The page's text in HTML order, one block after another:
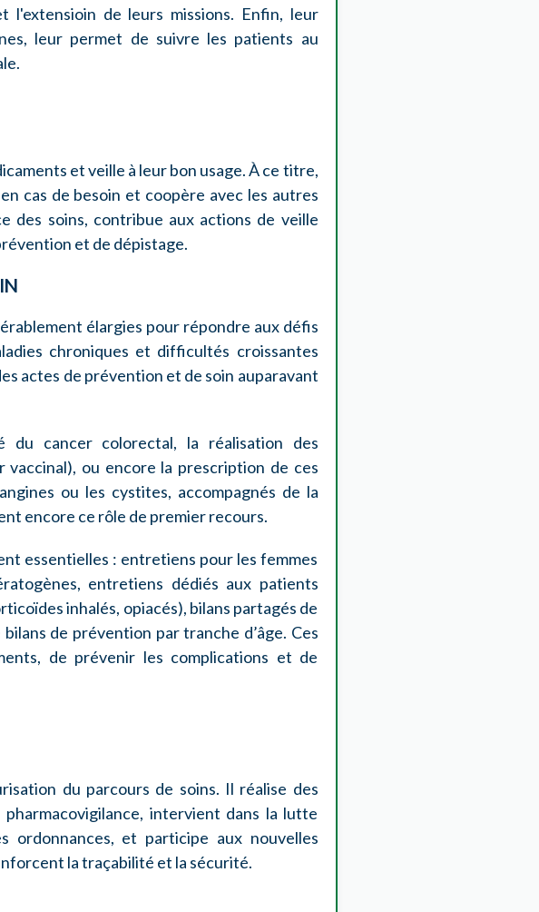
l'extensioin de leurs missions. Enfin, leur
leur permet de suivre les patients au
et veille à leur bon usage. À ce titre,
cas de besoin et coopère avec les autres
des soins, contribue aux actions de veille
et de dépistage.
élargies pour répondre aux défis
chroniques et difficultés croissantes
actes de prévention et de soin auparavant
du cancer colorectal, la réalisation des
ou encore la prescription de ces
ou les cystites, accompagnés de la
encore ce rôle de premier recours.
essentielles : entretiens pour les femmes
entretiens dédiés aux patients
inhalés, opiacés), bilans partagés de
de prévention par tranche d’âge. Ces
de prévenir les complications et de
du parcours de soins. Il réalise des
intervient dans la lutte
ordonnances, et participe aux nouvelles
la traçabilité et la sécurité.